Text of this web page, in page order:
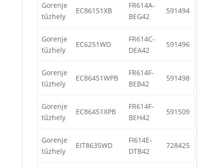
Gorenje
tűzhely
EC86151XB
FR614A-
BEG42
591494
Gorenje
tűzhely
EC6251WD
FR614C-
DEA42
591496
Gorenje
tűzhely
EC86451WPB
FR614F-
BEB42
591498
Gorenje
tűzhely
EC86451XPB
FR614F-
BEH42
591509
Gorenje
tűzhely
EIT8635WD
FI614E-
DTB42
728425